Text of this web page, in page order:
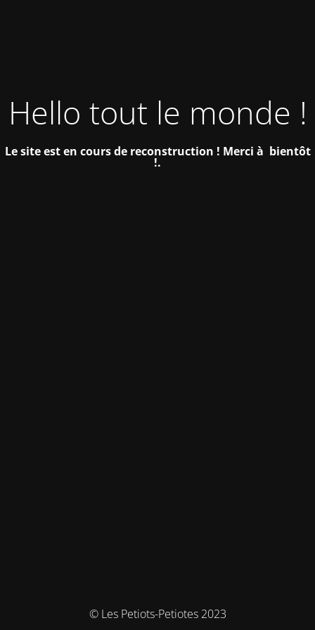
Hello tout le monde !
Le site est en cours de reconstruction ! Merci à bientôt
!.
© Les Petiots-Petiotes 2023